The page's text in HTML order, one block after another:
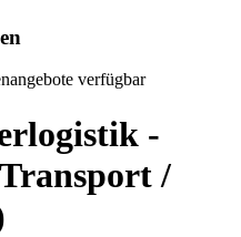
verfügbar
-
/